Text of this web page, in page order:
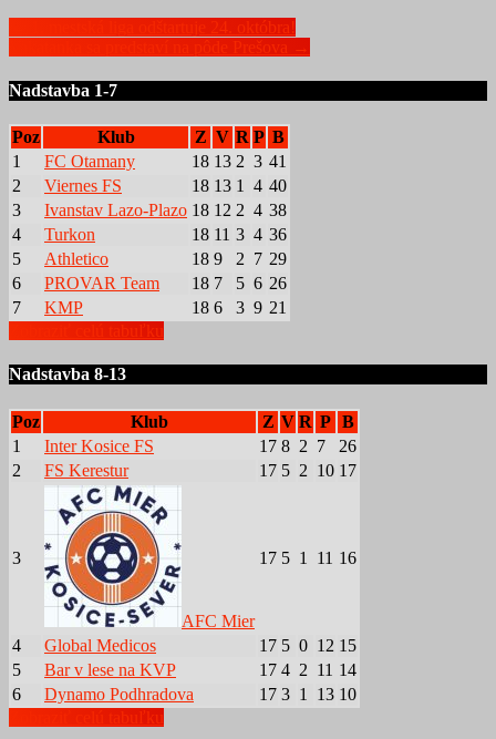
Post
navigation
1. mestská liga odštartuje 24. októbra!
→
Nadstavba 1-7
Poz Klub Z V R P B
1
FC Otamany 18 13 2 3 41
2
Viernes FS 18 13 1 4 40
3
Ivanstav Lazo-Plazo 18 12 2 4 38
4
Turkon 18 11 3 4 36
5
Athletico 18 9 2 7 29
6
PROVAR Team 18 7 5 6 26
7
KMP 18 6 3 9 21
Nadstavba 8-13
Poz Klub Z V R P B
1
Inter Kosice FS 17 8 2 7
26
2
FS Kerestur 17 5 2 10 17
3
AFC Mier
17 5 1 11 16
4 Global Medicos 17 5 0 12 15
5
Bar v lese na KVP 17 4 2 11 14
6
Dynamo Podhradova 17 3 1 13 10